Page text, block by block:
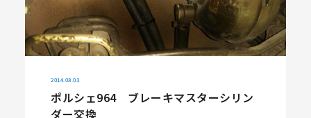
2014.08.03
ポルシェ964 ブレーキマスターシリン
ダー交換